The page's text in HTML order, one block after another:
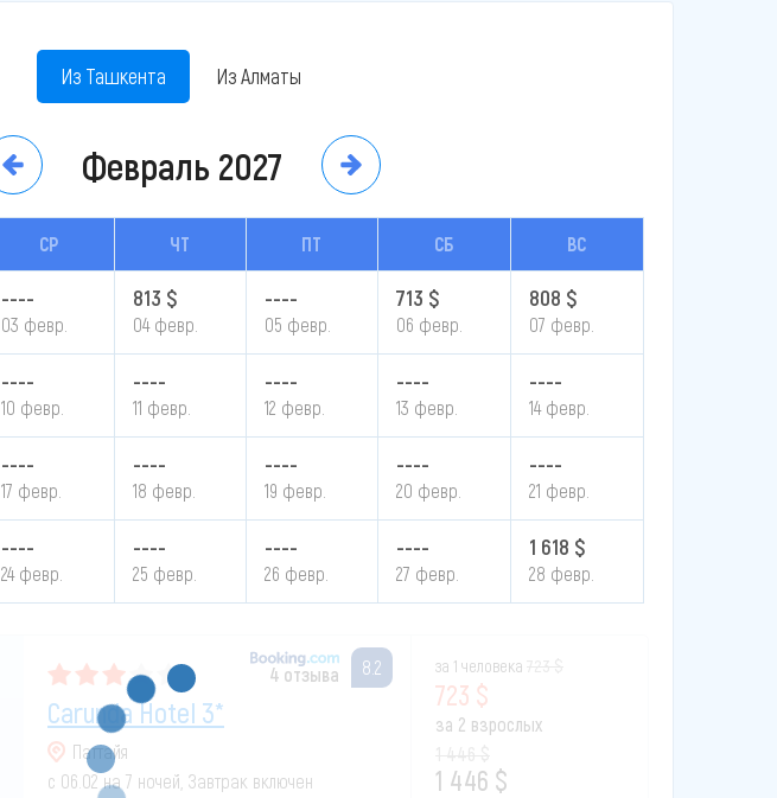
Из Ташкента Из Алматы
Февраль 2027
СР ЧТ ПТ СБ ВС
----
03 февр.
813 $
04 февр.
----
05 февр.
713 $
06 февр.
808 $
07 февр.
----
10 февр.
----
11 февр.
----
12 февр.
----
13 февр.
----
14 февр.
----
17 февр.
----
18 февр.
----
19 февр.
----
20 февр.
----
21 февр.
----
24 февр.
----
25 февр.
----
26 февр.
----
27 февр.
1 618 $
28 февр.
4 отзыва 8.2
Carunda Hotel 3*
Паттайя
с 06.02 на 7 ночей, Завтрак включен
за 1 человека
723 $
за 2 взрослых
1 446 $